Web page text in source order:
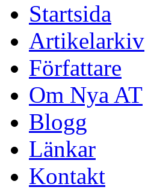
Startsida
Artikelarkiv
Författare
Om Nya AT
Blogg
Länkar
Kontakt